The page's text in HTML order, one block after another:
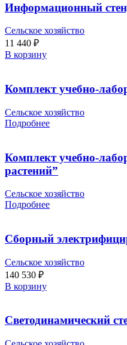
Информационный
Сельское хозяйство
11 440 ₽
В корзину
Комплект учебно-
Сельское хозяйство
Подробнее
Комплект учебно-
растений”
Сельское хозяйство
Подробнее
Сборный
Сельское хозяйство
140 530 ₽
В корзину
Светодинамический